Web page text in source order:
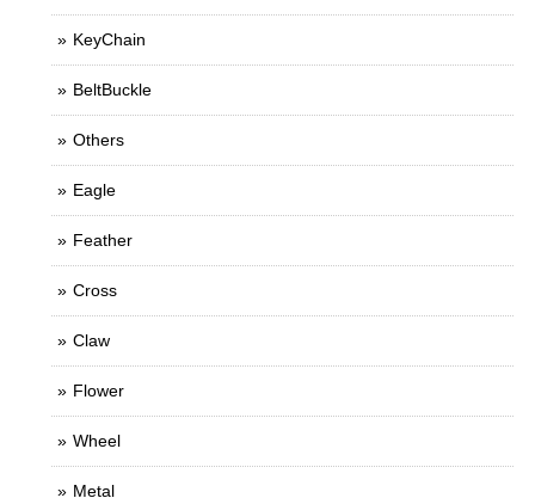
KeyChain
BeltBuckle
Others
Eagle
Feather
Cross
Claw
Flower
Wheel
Metal